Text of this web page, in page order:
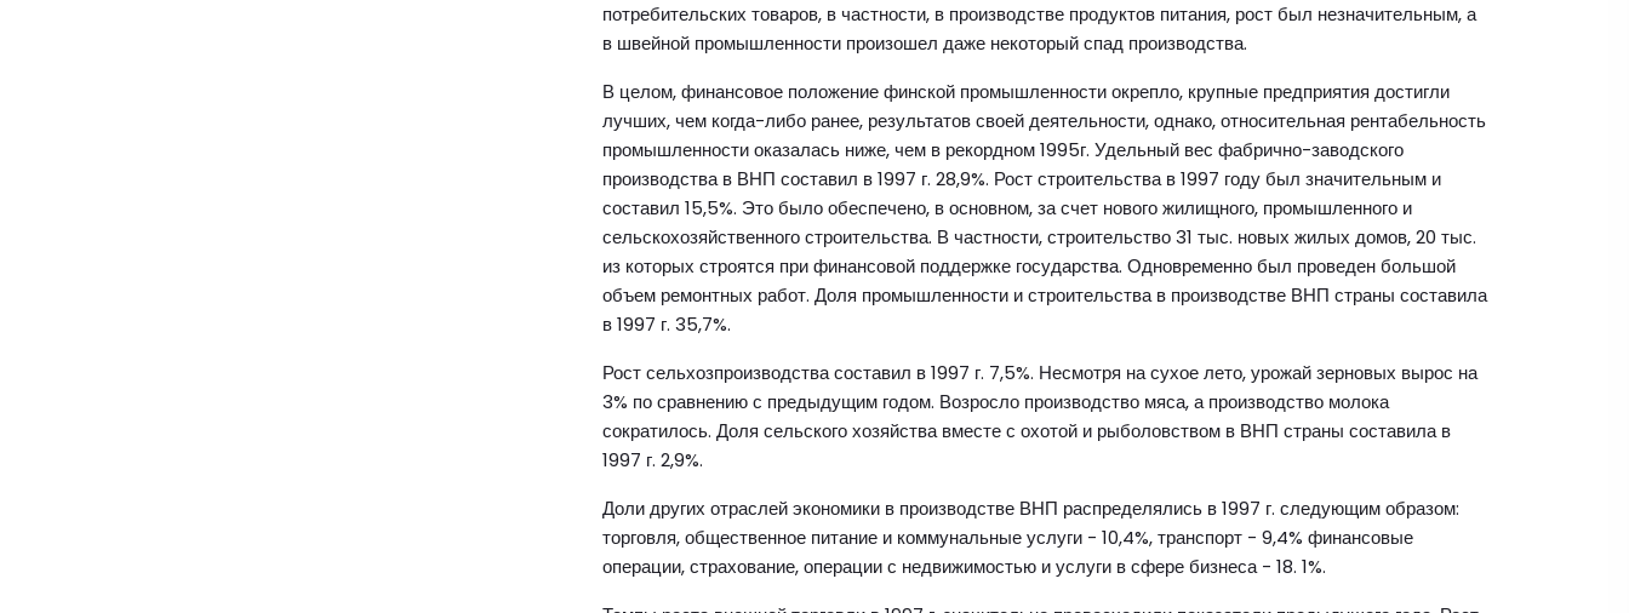
потребительских товаров, в частности, в производстве продуктов питания, рост был незначительным, а
в швейной промышленности произошел даже некоторый спад производства.
В целом, финансовое положение финской промышленности окрепло, крупные предприятия достигли
лучших, чем когда-либо ранее, результатов своей деятельности, однако, относительная рентабельность
промышленности оказалась ниже, чем в рекордном 1995г. Удельный вес фабрично-заводского
производства в ВНП составил в 1997 г. 28,9%. Рост строительства в 1997 году был значительным и
составил 15,5%. Это было обеспечено, в основном, за счет нового жилищного, промышленного и
сельскохозяйственного строительства. В частности, строительство 31 тыс. новых жилых домов, 20 тыс.
из которых строятся при финансовой поддержке государства. Одновременно был проведен большой
объем ремонтных работ. Доля промышленности и строительства в производстве ВНП страны составила
в 1997 г. 35,7%.
Рост сельхозпроизводства составил в 1997 г. 7,5%. Несмотря на сухое лето, урожай зерновых вырос на
3% по сравнению с предыдущим годом. Возросло производство мяса, а производство молока
сократилось. Доля сельского хозяйства вместе с охотой и рыболовством в ВНП страны составила в
1997 г. 2,9%.
Доли других отраслей экономики в производстве ВНП распределялись в 1997 г. следующим образом:
торговля, общественное питание и коммунальные услуги - 10,4%, транспорт - 9,4% финансовые
операции, страхование, операции с недвижимостью и услуги в сфере бизнеса - 18. 1%.